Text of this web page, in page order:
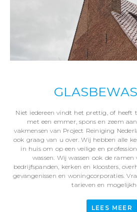
Niet iedereen vindt het prettig, of
met een emmer, spons en zeem
vakmensen van Project Reiniging
ook graag van u over. Wij hebben alle
in huis om op een veilige en
wassen. Wij wassen ook de
bedrijfspanden, kerken en kloosters,
gevangenissen en woningcorporaties.
tarieven en
LEES MEER